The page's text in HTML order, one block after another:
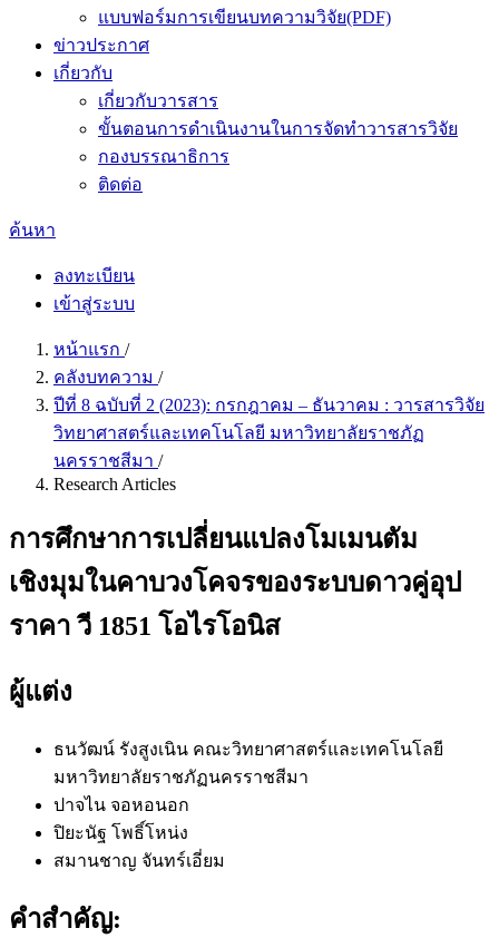
แบบฟอร์มการเขียนบทความวิจัย(PDF)
ข่าวประกาศ
เกี่ยวกับ
เกี่ยวกับวารสาร
ขั้นตอนการดำเนินงานในการจัดทำวารสารวิจัย
กองบรรณาธิการ
ติดต่อ
ค้นหา
ลงทะเบียน
เข้าสู่ระบบ
หน้าแรก /
คลังบทความ /
ปีที่ 8 ฉบับที่ 2 (2023): กรกฎาคม – ธันวาคม : วารสารวิจัย
วิทยาศาสตร์และเทคโนโลยี มหาวิทยาลัยราชภัฏ
นครราชสีมา /
Research Articles
การศึกษาการเปลี่ยนแปลงโมเมนตัม
เชิงมุมในคาบวงโคจรของระบบดาวคู่อุป
ราคา วี 1851 โอไรโอนิส
ผู้แต่ง
ธนวัฒน์ รังสูงเนิน คณะวิทยาศาสตร์และเทคโนโลยี
มหาวิทยาลัยราชภัฏนครราชสีมา
ปาจไน จอหอนอก
ปิยะนัฐ โพธิ์โหน่ง
สมานชาญ จันทร์เอี่ยม
คำสำคัญ: